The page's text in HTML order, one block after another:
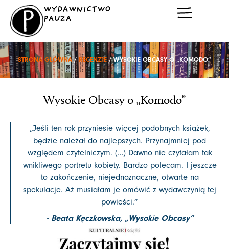
Przejdź
treści
WYDAWNICTWO
PAUZA
STRONA GŁÓWNA/RECENZJE / WYSOKIE OBCASY O „KOMODO”
Wysokie Obcasy o „Komodo”
„Jeśli ten rok przyniesie więcej podobnych książek,
będzie należał do najlepszych. Przynajmniej pod
względem czytelniczym. (…) Dawno nie czytałam tak
wnikliwego portretu kobiety. Bardzo polecam. I jeszcze
to zakończenie, niejednoznaczne, otwarte na
spekulacje. Aż musiałam je omówić z wydawczynią tej
powieści.”
- Beata Kęczkowska, „Wysokie Obcasy”